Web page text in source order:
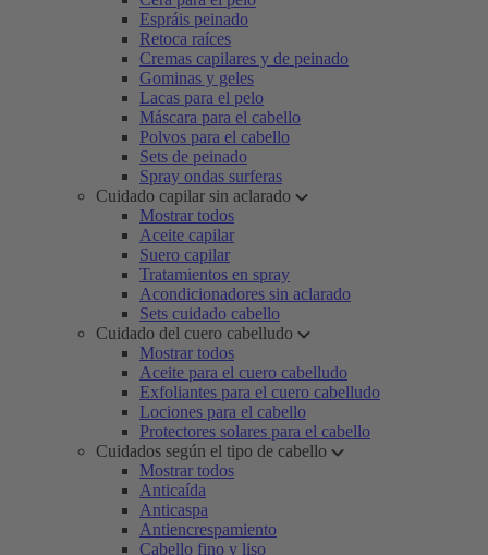
Espráis peinado
Retoca raíces
Cremas capilares y de peinado
Gominas y geles
Lacas para el pelo
Máscara para el cabello
Polvos para el cabello
Sets de peinado
Spray ondas surferas
Cuidado capilar sin aclarado
Mostrar todos
Aceite capilar
Suero capilar
Tratamientos en spray
Acondicionadores sin aclarado
Sets cuidado cabello
Cuidado del cuero cabelludo
Mostrar todos
Aceite para el cuero cabelludo
Exfoliantes para el cuero cabelludo
Lociones para el cabello
Protectores solares para el cabello
Cuidados según el tipo de cabello
Mostrar todos
Anticaída
Anticaspa
Antiencrespamiento
Cabello fino y liso